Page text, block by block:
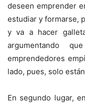
deseen emprender
estudiar y formarse,
y va a hacer
argumentando
emprendedores
lado, pues, solo
En segundo lugar,